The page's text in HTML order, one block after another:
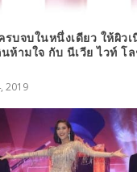
รบจบในหนึ่งเดียว ให้ผิว
นห้ามใจ กับ นีเวีย ไวท์ โ
2019